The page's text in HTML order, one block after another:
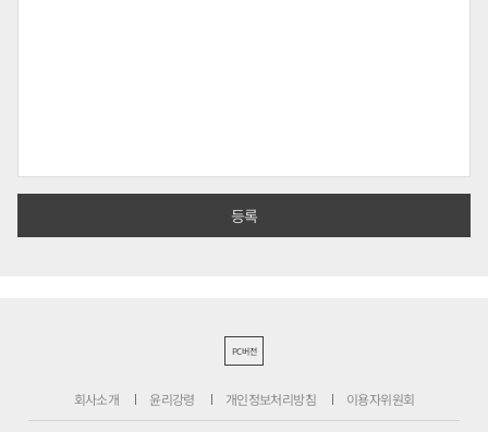
PC버전
회사소개 윤리강령 개인정보처리방침 이용자위원회